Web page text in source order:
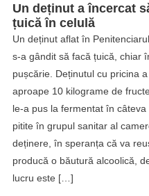
Un deținut a încercat
țuică în celulă
Un deținut aflat în
s-a gândit să facă țuică, chiar
pușcărie. Deținutul cu pricina
aproape 10 kilograme de
le-a pus la fermentat în câteva
pitite în grupul sanitar al
deținere, în speranța că va
producă o băutură alcoolică,
lucru este […]